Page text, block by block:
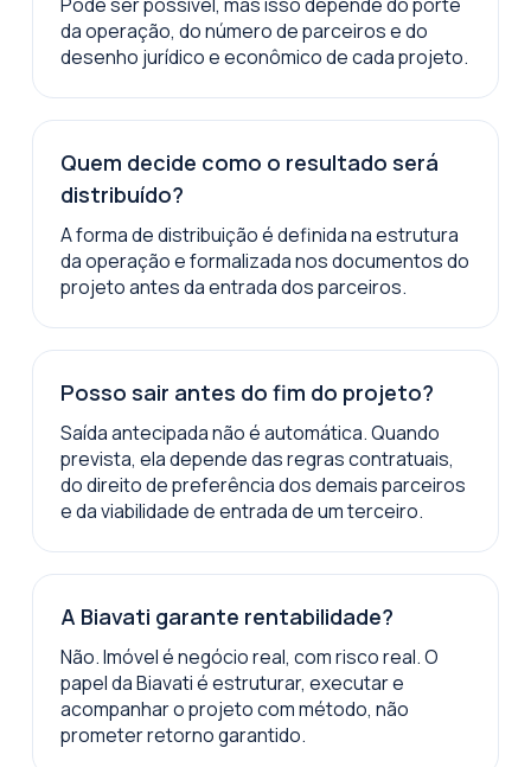
da operação, do número de parceiros e do
desenho jurídico e econômico de cada projeto.
Quem decide como o resultado será
distribuído?
A forma de distribuição é definida na estrutura
da operação e formalizada nos documentos do
projeto antes da entrada dos parceiros.
Posso sair antes do fim do projeto?
Saída antecipada não é automática. Quando
prevista, ela depende das regras contratuais,
do direito de preferência dos demais parceiros
e da viabilidade de entrada de um terceiro.
A Biavati garante rentabilidade?
Não. Imóvel é negócio real, com risco real. O
papel da Biavati é estruturar, executar e
acompanhar o projeto com método, não
prometer retorno garantido.